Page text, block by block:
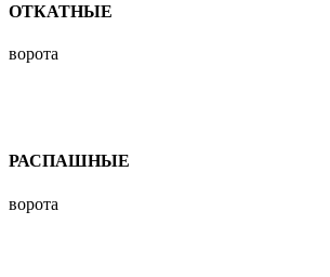
ОТКАТНЫЕ
ворота
РАСПАШНЫЕ
ворота